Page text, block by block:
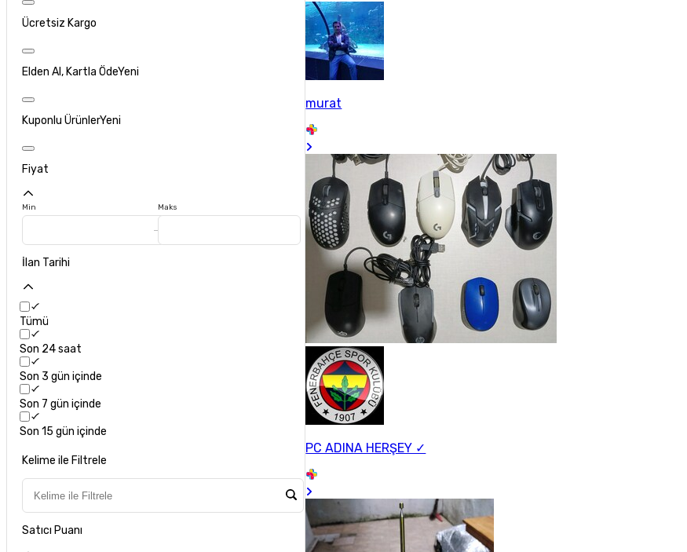
Ücretsiz Kargo
Elden Al, Kartla ÖdeYeni
Kuponlu ÜrünlerYeni
Fiyat
Min Maks
İlan Tarihi
Tümü
Son 24 saat
Son 3 gün içinde
Son 7 gün içinde
Son 15 gün içinde
Kelime ile Filtrele
Satıcı Puanı
murat
PC ADINA HERŞEY ✓